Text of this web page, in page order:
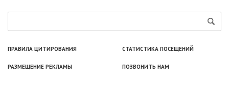
ПРАВИЛА ЦИТИРОВАНИЯ СТАТИСТИКА ПОСЕЩЕНИЙ
РАЗМЕЩЕНИЕ РЕКЛАМЫ ПОЗВОНИТЬ НАМ